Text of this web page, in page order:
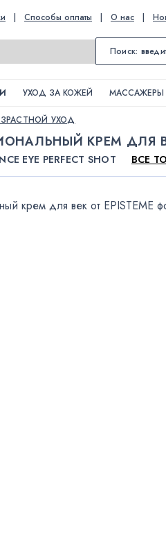
| Способы оплаты | О нас |
УХОД ЗА КОЖЕЙ МАССАЖЕРЫ
УХОД
КРЕМ ДЛЯ
EYE PERFECT SHOT ВСЕ